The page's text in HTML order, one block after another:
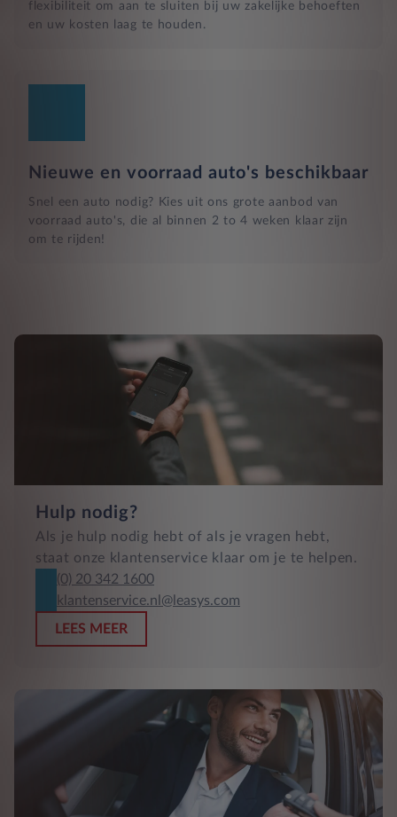
flexibiliteit om aan te sluiten bij uw zakelijke behoeften
en uw kosten laag te houden.
Nieuwe en voorraad auto's beschikbaar
Snel een auto nodig? Kies uit ons grote aanbod van
voorraad auto's, die al binnen 2 to 4 weken klaar zijn
om te rijden!
Hulp nodig?
Als je hulp nodig hebt of als je vragen hebt,
staat onze klantenservice klaar om je te helpen.
(0) 20 342 1600
klantenservice.nl@leasys.com
LEES MEER